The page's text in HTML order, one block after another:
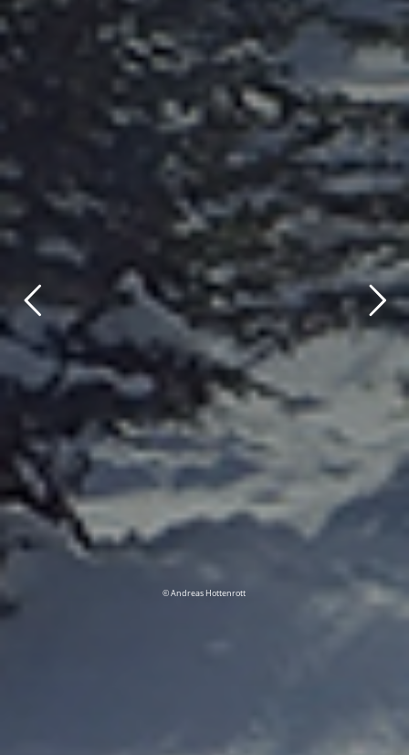
© Andreas Hottenrott
title